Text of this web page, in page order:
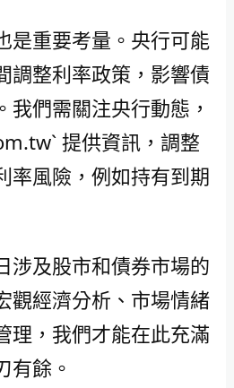
是重要考量。央行可能
調整利率政策，影響債
我們需關注央行動態，
提供資訊，調整
率風險，例如持有到期
涉及股市和債券市場的
觀經濟分析、市場情緒
理，我們才能在此充滿
有餘。